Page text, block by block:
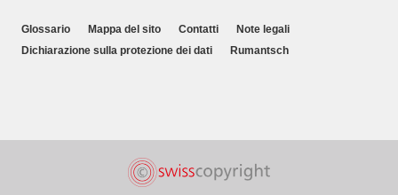
Glossario Mappa del sito Contatti
Note legali
Dichiarazione sulla protezione dei dati
Rumantsch